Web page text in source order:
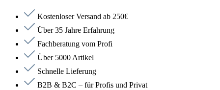
Kostenloser Versand ab 250€
Über 35 Jahre Erfahrung
Fachberatung vom Profi
Über 5000 Artikel
Schnelle Lieferung
B2B & B2C – für Profis und Privat